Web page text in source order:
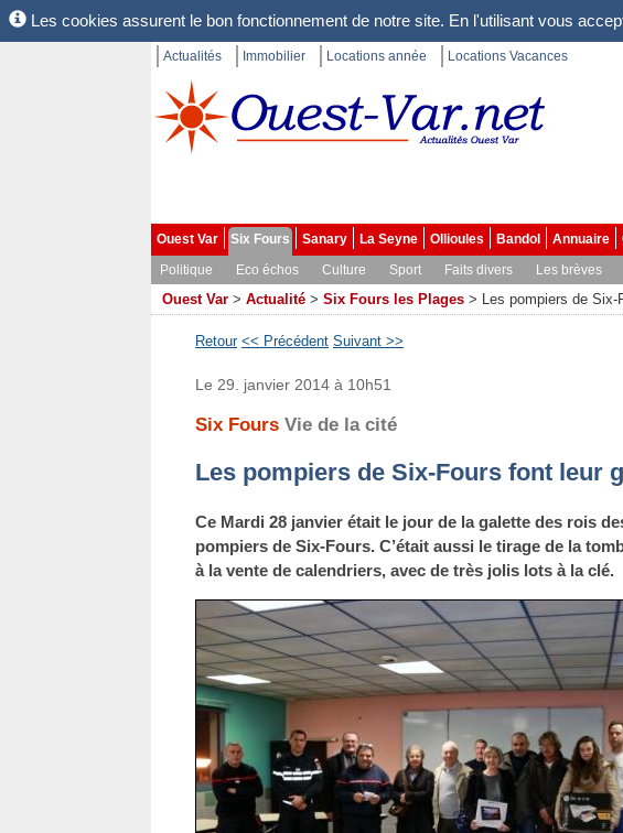
Les cookies assurent le bon fonctionnement de notre site. En l'utilisant vous
Actualités Immobilier Locations année Locations Vacances
Ouest Var Six Fours Sanary La Seyne Ollioules Bandol Annuaire
Politique
Eco échos Culture Sport Faits divers Les brèves
Ouest Var > Actualité > Six Fours les Plages > Les pompiers de
Retour << Précédent Suivant >>
Le 29. janvier 2014 à 10h51
Six Fours Vie de la cité
Les pompiers de Six-Fours font leur
Ce Mardi 28 janvier était le jour de la galette des rois
pompiers de Six-Fours. C’était aussi le tirage de la
à la vente de calendriers, avec de très jolis lots à la clé.